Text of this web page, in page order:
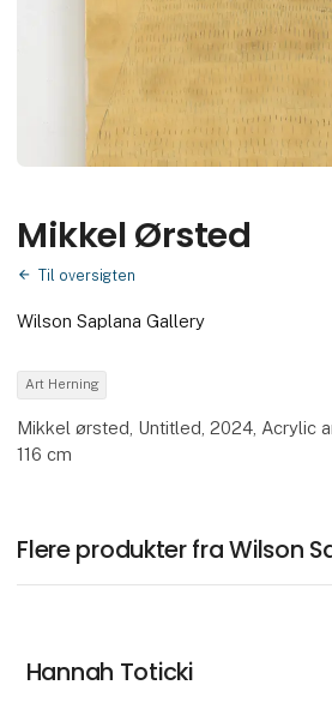
Mikkel Ørsted
Til oversigten
Wilson Saplana Gallery
Art Herning
Mikkel ørsted, Untitled, 2024, Acrylic
116 cm
Flere produkter fra Wilson
Hannah Toticki